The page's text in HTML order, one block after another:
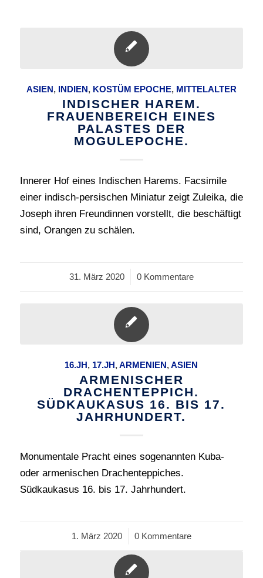
ASIEN, INDIEN, KOSTÜM EPOCHE, MITTELALTER
INDISCHER HAREM.
FRAUENBEREICH EINES
PALASTES DER
MOGULEPOCHE.
Innerer Hof eines Indischen Harems. Facsimile
einer indisch-persischen Miniatur zeigt Zuleika, die
Joseph ihren Freundinnen vorstellt, die beschäftigt
sind, Orangen zu schälen.
31. März 2020
/ 0 Kommentare
16.JH, 17.JH,ARMENIEN,ASIEN
ARMENISCHER
DRACHENTEPPICH.
SÜDKAUKASUS 16. BIS 17.
JAHRHUNDERT.
Monumentale Pracht eines sogenannten Kuba-
oder armenischen Drachenteppiches.
Südkaukasus 16. bis 17. Jahrhundert.
1. März 2020
/ 0 Kommentare